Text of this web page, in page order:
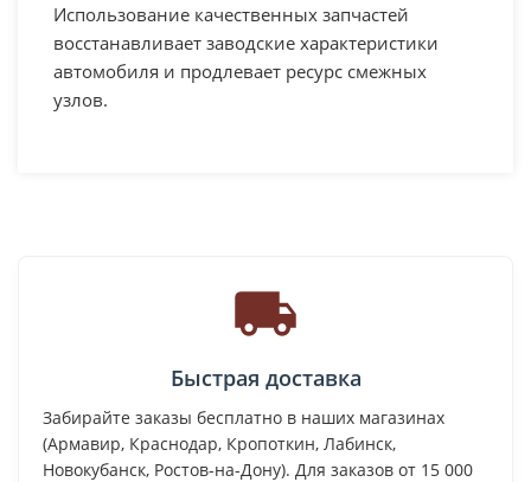
Использование качественных запчастей
восстанавливает заводские характеристики
автомобиля и продлевает ресурс смежных
узлов.
Быстрая доставка
Забирайте заказы бесплатно в наших магазинах
(Армавир, Краснодар, Кропоткин, Лабинск,
Новокубанск, Ростов-на-Дону). Для заказов от 15 000